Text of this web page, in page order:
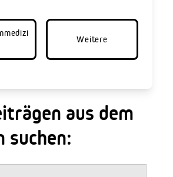
Weitere
aus dem
suchen: